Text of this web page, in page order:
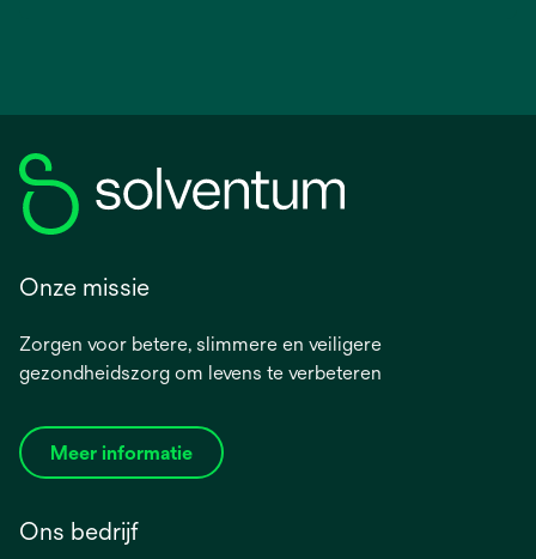
Onze missie
Zorgen voor betere, slimmere en veiligere
gezondheidszorg om levens te verbeteren
Meer informatie
Ons bedrijf